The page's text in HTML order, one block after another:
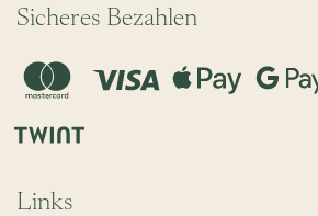
Sicheres Bezahlen
Links